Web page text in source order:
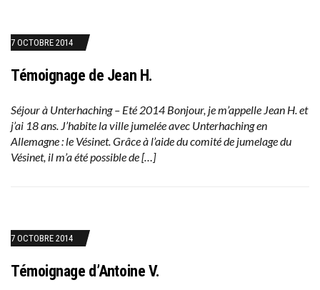
7 OCTOBRE 2014
Témoignage de Jean H.
Séjour à Unterhaching – Eté 2014 Bonjour, je m’appelle Jean H. et
j’ai 18 ans. J’habite la ville jumelée avec Unterhaching en
Allemagne : le Vésinet. Grâce à l’aide du comité de jumelage du
Vésinet, il m’a été possible de […]
7 OCTOBRE 2014
Témoignage d’Antoine V.